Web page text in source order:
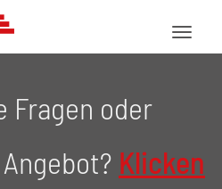
Fragen oder
Klicken